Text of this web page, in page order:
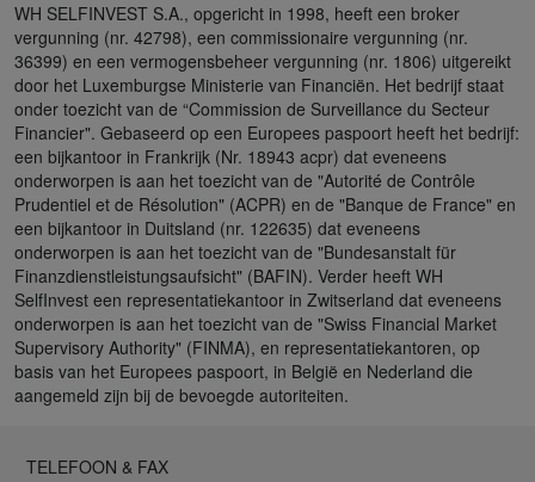
WH SELFINVEST S.A., opgericht in 1998, heeft een broker
vergunning (nr. 42798), een commissionaire vergunning (nr.
36399) en een vermogensbeheer vergunning (nr. 1806) uitgereikt
door het Luxemburgse Ministerie van Financiën. Het bedrijf staat
onder toezicht van de “Commission de Surveillance du Secteur
Financier". Gebaseerd op een Europees paspoort heeft het bedrijf:
een bijkantoor in Frankrijk (Nr. 18943 acpr) dat eveneens
onderworpen is aan het toezicht van de "Autorité de Contrôle
Prudentiel et de Résolution" (ACPR) en de "Banque de France" en
een bijkantoor in Duitsland (nr. 122635) dat eveneens
onderworpen is aan het toezicht van de "Bundesanstalt für
Finanzdienstleistungsaufsicht" (BAFIN). Verder heeft WH
SelfInvest een representatiekantoor in Zwitserland dat eveneens
onderworpen is aan het toezicht van de "Swiss Financial Market
Supervisory Authority" (FINMA), en representatiekantoren, op
basis van het Europees paspoort, in België en Nederland die
aangemeld zijn bij de bevoegde autoriteiten.
TELEFOON & FAX